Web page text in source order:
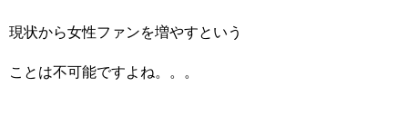
現状から女性ファンを増やすという
ことは不可能ですよね。。。